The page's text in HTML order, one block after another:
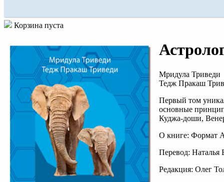
Корзина пуста
Мридула Триведи
Тедж Пракаш
Первый том
основные
Куджа-доши,
О книге: Формат
Перевод: Наталья
Редакция: Олег